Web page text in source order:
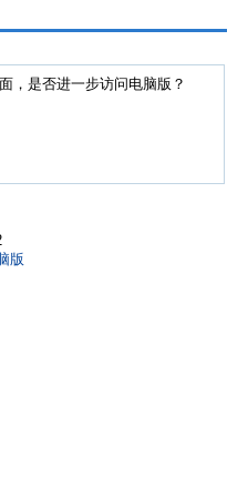
，是否进一步访问电脑版？
版